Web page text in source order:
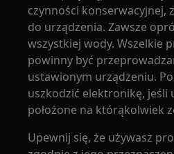
czynności konserwacyjnej,
do urządzenia. Zawsze
wszystkiej wody. Wszelkie
powinny być
ustawionym urządzeniu.
uszkodzić elektronikę, jeśli
położone na którąkolwiek
Upewnij się, że używasz